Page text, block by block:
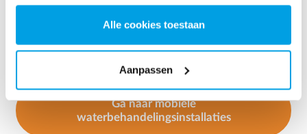
Alle cookies toestaan
Aanpassen
drinkwater. Sanering van vervuilde gebieden omvat
vaak het omgaan met vervuild water. EUROWATER
heeft ervaring met mobiele filterinstallaties voor
Ga naar mobiele
waterbehandelingsinstallaties